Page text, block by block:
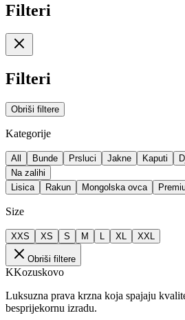
Filteri
Filteri
Obriši filtere
Kategorije
All Bunde Prsluci Jakne Kaputi
Na zalihi
Lisica
Rakun Mongolska ovca
Size
XXS XS S M L XL XXL
Obriši filtere
KKozuskovo
Luksuzna prava krzna koja spajaju
besprijekornu izradu.